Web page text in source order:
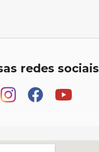
redes sociais